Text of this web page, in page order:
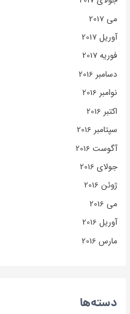
می 2017
آوریل 2017
فوریه 2017
دسامبر 2016
نوامبر 2016
اکتبر 2016
سپتامبر 2016
آگوست 2016
جولای 2016
ژوئن 2016
می 2016
آوریل 2016
مارس 2016
دسته‌ها